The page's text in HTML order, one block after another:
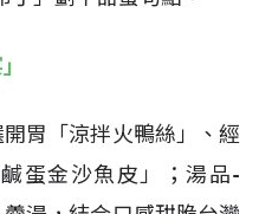
開胃「涼拌火鴨絲」、經
蛋金沙魚皮」；湯品-